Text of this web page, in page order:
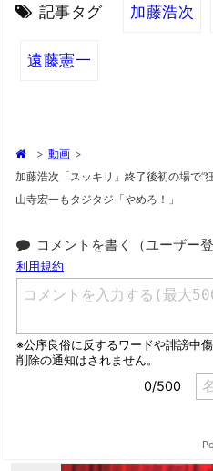
記事タグ 加藤浩次
遠藤憲一
> 動画 >
加藤浩次「スッキリ」終了後初の場で“
山寺宏一もタジタジ「やめろ！」
コメントを書く（ユーザー登